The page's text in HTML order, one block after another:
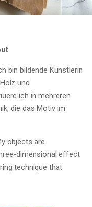
bin bildende Künstlerin
und
ich in mehreren
die das Motiv im
objects are
dimensional effect
technique that